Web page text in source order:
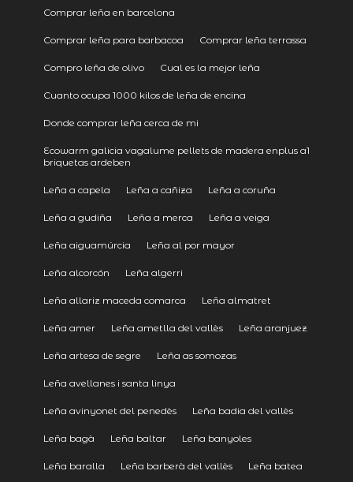
Comprar leña en barcelona
Comprar leña para barbacoa Comprar leña terrassa
Compro leña de olivo Cual es la mejor leña
Cuanto ocupa 1000 kilos de leña de encina
Donde comprar leña cerca de mi
Ecowarm galicia vagalume pellets de madera enplus a1
briquetas ardeben
Leña a capela Leña a cañiza Leña a coruña
Leña a gudiña Leña a merca Leña a veiga
Leña aiguamúrcia Leña al por mayor
Leña alcorcón Leña algerri
Leña allariz maceda comarca Leña almatret
Leña amer Leña ametlla del vallès Leña aranjuez
Leña artesa de segre Leña as somozas
Leña avellanes i santa linya
Leña avinyonet del penedès Leña badia del vallès
Leña bagà Leña baltar Leña banyoles
Leña baralla Leña barberà del vallès Leña batea